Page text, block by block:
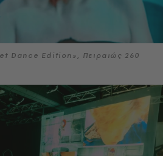
Dance Edition», Πειραιώς 260